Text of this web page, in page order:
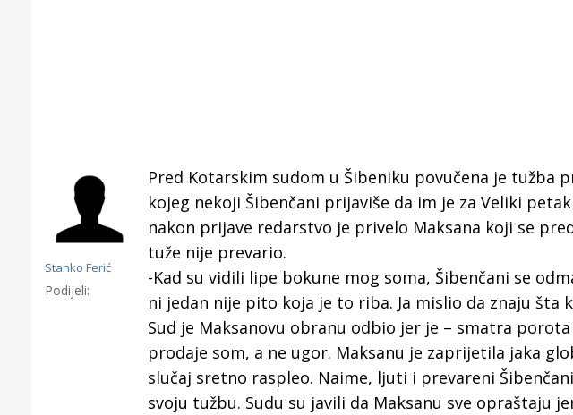
Stanko Ferić
Podijeli:
Pred Kotarskim sudom u Šibeniku povučena je tužba
kojeg nekoji Šibenčani prijaviše da im je za Veliki
nakon prijave redarstvo je privelo Maksana koji se
tuže nije prevario.
-Kad su vidili lipe bokune mog soma, Šibenčani se
ni jedan nije pito koja je to riba. Ja mislio da znaju šta
Sud je Maksanovu obranu odbio jer je – smatra
prodaje som, a ne ugor. Maksanu je zaprijetila jaka
slučaj sretno raspleo. Naime, ljuti i prevareni
svoju tužbu. Sudu su javili da Maksanu sve opraštaju
Gornji tok Krke iz prve ruke -
Otkrijte hostel Titius u
edukativnom kampusu NP Krka u
Puljanima